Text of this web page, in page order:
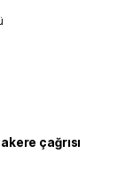
çağrısı